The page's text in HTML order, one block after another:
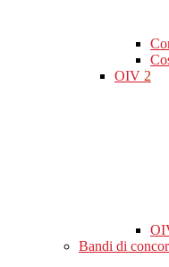
OIV 2
Bandi di